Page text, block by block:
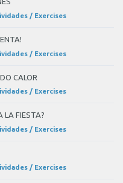
/ Exercises
/ Exercises
CALOR
/ Exercises
LA FIESTA?
/ Exercises
/ Exercises